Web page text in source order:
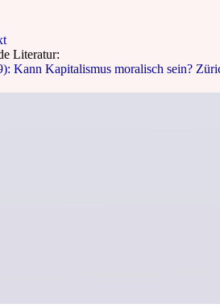
Literatur:
Kann Kapitalismus moralisch sein?